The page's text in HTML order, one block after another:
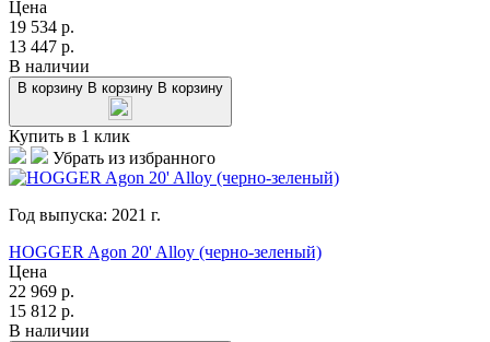
Цена
19 534 р.
13 447 р.
В наличии
В корзину В корзину В корзину
Купить в 1 клик
Убрать из избранного
Год выпуска: 2021 г.
HOGGER Agon 20' Alloy (черно-зеленый)
Цена
22 969 р.
15 812 р.
В наличии